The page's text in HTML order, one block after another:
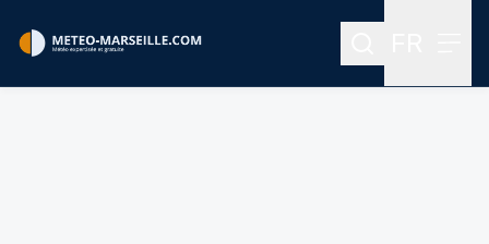
Rechercher